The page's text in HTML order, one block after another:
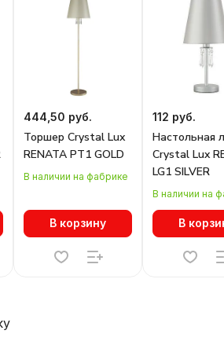
444,50 руб.
Торшер Crystal Lux
RENATA PT1 GOLD
В наличии на фабрике
В корзину
112 руб.
Настольная
Crystal Lux
LG1 SILVER
В наличии на
В